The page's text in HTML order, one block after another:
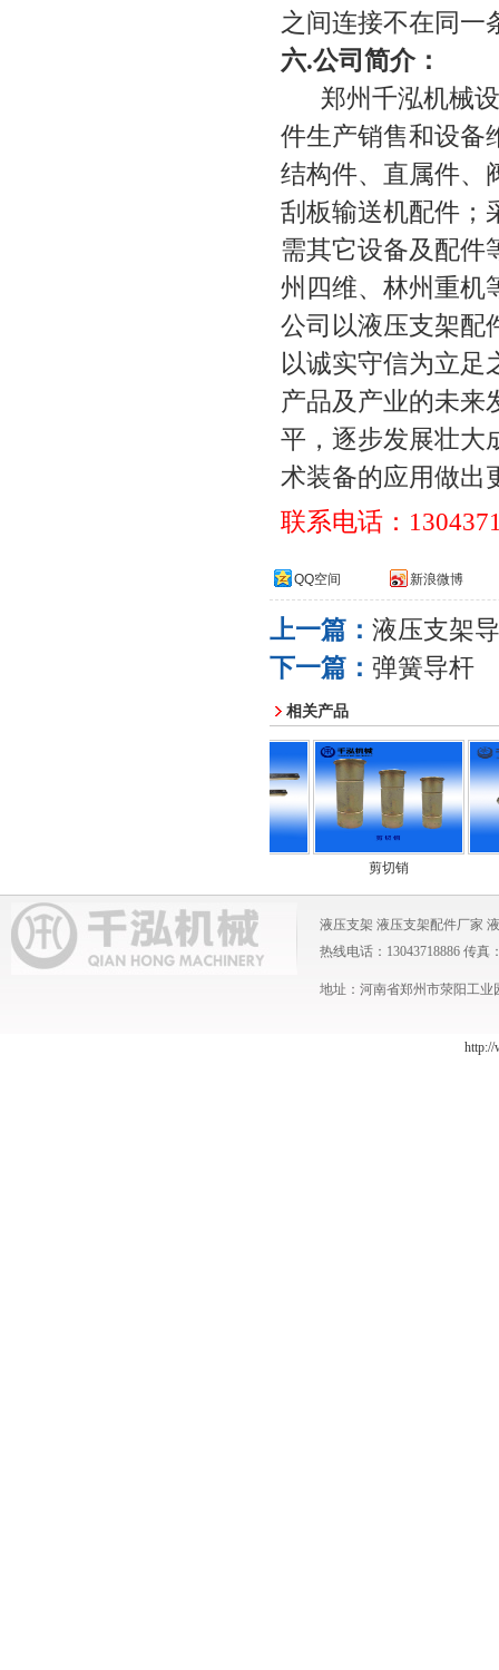
之间连接不在同一
六.公司简介：
郑州千泓机械设
件生产销售和设备
结构件、直属件、
刮板输送机配件；
需其它设备及配件
州四维、林州重机
公司以液压支架配
以诚实守信为立足
产品及产业的未来
平，逐步发展壮大
术装备的应用做出
联系电话：
QQ空间 新浪微博
上一篇： 液压支架
下一篇： 弹簧导杆
相关产品
剪切销
液压支架 液压支架配件厂家
热线电话：13043718886 传真
地址：河南省郑州市荥阳工业
http://